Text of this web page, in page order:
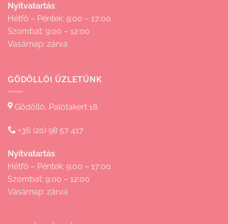
Nyitvatartás:
Hétfő – Péntek: 9:00 – 17:00
Szombat: 9:00 – 12:00
Vasárnap: zárva
GÖDÖLLŐI ÜZLETÜNK
Gödöllő, Palotakert 18.
+36 (20) 98 57 417
Nyitvatartás:
Hétfő – Péntek: 9:00 – 17:00
Szombat: 9:00 – 12:00
Vasárnap: zárva